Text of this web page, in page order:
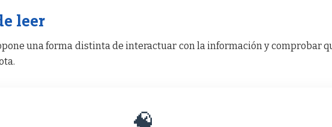
leer
una forma distinta de interactuar con la información y comprobar